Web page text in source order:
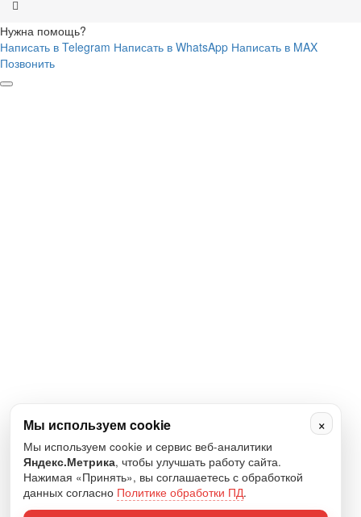
×
Мы используем cookie
Мы используем cookie и сервис веб-аналитики
Яндекс.Метрика, чтобы улучшать работу сайта.
Нажимая «Принять», вы соглашаетесь с обработкой
данных согласно Политике обработки ПД.
Нужна помощь?
Написать в Telegram Написать в WhatsApp Написать в MAX
Позвонить